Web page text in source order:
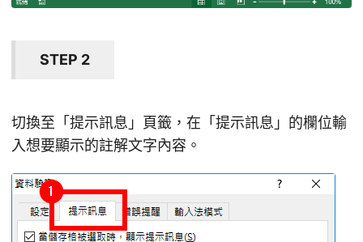
STEP 2
切換至「提示訊息」頁籤，在「提示訊息」的欄位輸
入想要顯示的註解文字內容。